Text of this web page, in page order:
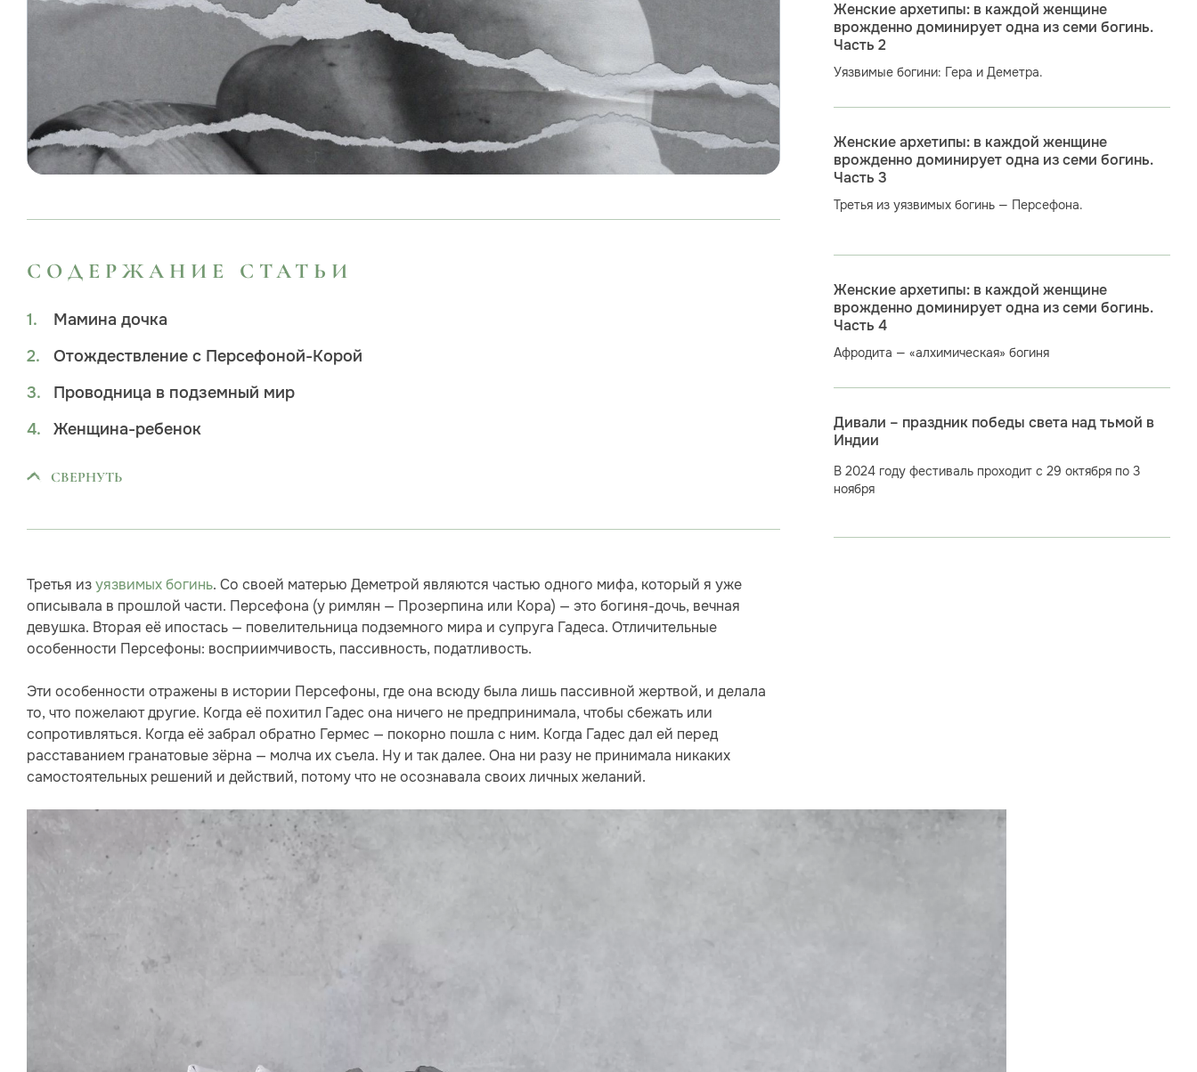
СОДЕРЖАНИЕ СТАТЬИ
Мамина дочка
Отождествление с Персефоной-Корой
Проводница в подземный мир
Женщина-ребенок
СВЕРНУТЬ
Третья изуязвимых богинь. Со своей матерью Деметрой являются частью одного мифа, который я уже
описывала в прошлой части. Персефона (у римлян — Прозерпина или Кора) — это богиня-дочь, вечная
девушка. Вторая её ипостась — повелительница подземного мира и супруга Гадеса. Отличительные
особенности Персефоны: восприимчивость, пассивность, податливость.
Эти особенности отражены в истории Персефоны, где она всюду была лишь пассивной жертвой, и делала
то, что пожелают другие. Когда её похитил Гадес она ничего не предпринимала, чтобы сбежать или
сопротивляться. Когда её забрал обратно Гермес — покорно пошла с ним. Когда Гадес дал ей перед
расставанием гранатовые зёрна — молча их съела. Ну и так далее. Она ни разу не принимала никаких
самостоятельных решений и действий, потому что не осознавала своих личных желаний.
Женские архетипы: в каждой женщине
врожденно доминирует одна из семи богинь.
Часть 2
Уязвимые богини: Гера и Деметра.
Женские архетипы: в каждой женщине
врожденно доминирует одна из семи богинь.
Часть 3
Третья из уязвимых богинь — Персефона.
Женские архетипы: в каждой женщине
врожденно доминирует одна из семи богинь.
Часть 4
Афродита — «алхимическая» богиня
Дивали – праздник победы света над тьмой в
Индии
В 2024 году фестиваль проходит с 29 октября по 3
ноября